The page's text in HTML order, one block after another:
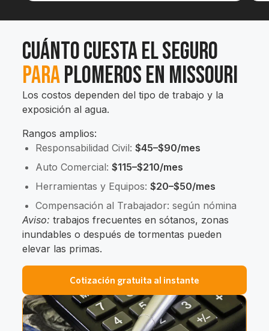
Cuánto cuesta el Seguro
paraPlomeros en Missouri
Los costos dependen del tipo de trabajo y la
exposición al agua.
Rangos amplios:
Responsabilidad Civil: $45–$90/mes
Auto Comercial: $115–$210/mes
Herramientas y Equipos: $20–$50/mes
Compensación al Trabajador: según nómina
Aviso: trabajos frecuentes en sótanos, zonas
inundables o después de tormentas pueden
elevar las primas.
Cotización gratuita al instante